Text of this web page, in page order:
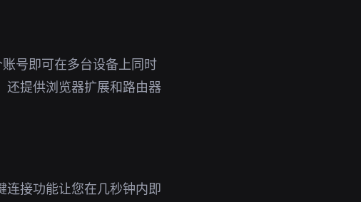
号即可在多台设备上同时
还提供浏览器扩展和路由器
连接功能让您在几秒钟内即